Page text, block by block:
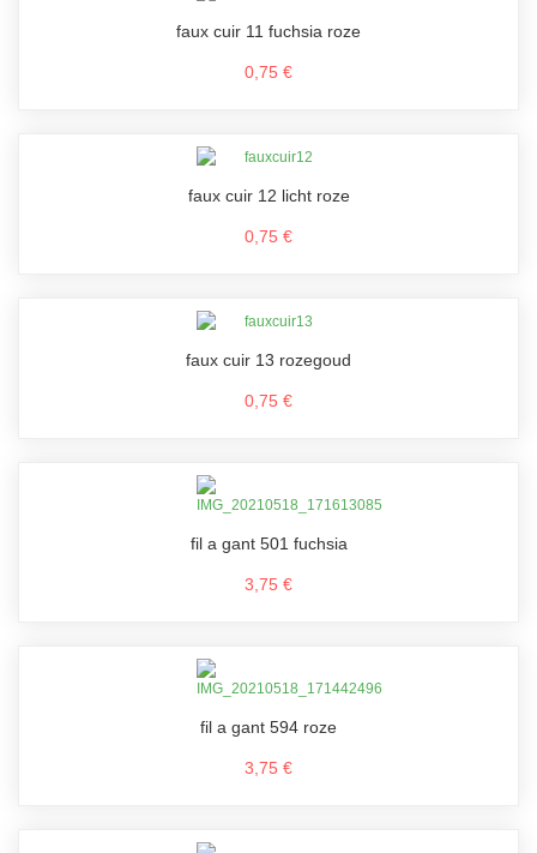
faux cuir 11 fuchsia roze
0,75 €
faux cuir 12 licht roze
0,75 €
faux cuir 13 rozegoud
0,75 €
fil a gant 501 fuchsia
3,75 €
fil a gant 594 roze
3,75 €